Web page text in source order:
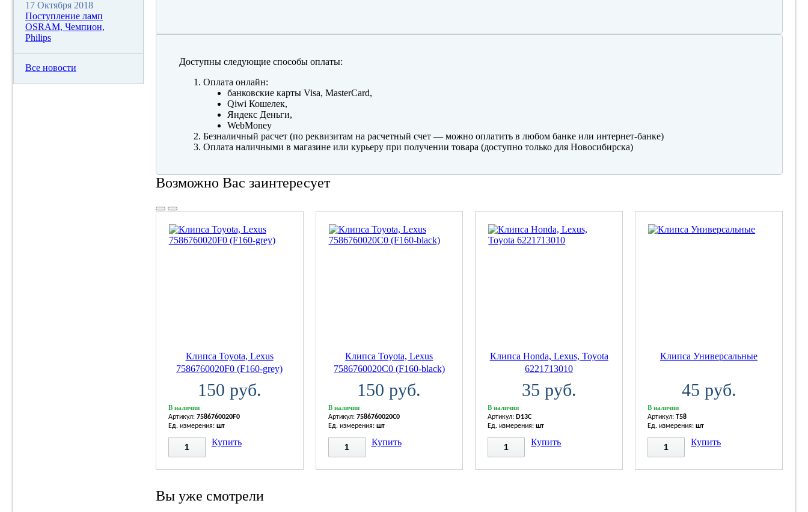
Доступны следующие способы оплаты:
Оплата онлайн:
банковские карты Visa, MasterCard,
Qiwi Кошелек,
Яндекс Деньги,
WebMoney
Безналичный расчет (по реквизитам на расчетный счет — можно оплатить в любом банке или интернет-банке)
Оплата наличными в магазине или курьеру при получении товара (доступно только для Новосибирска)
Возможно Вас заинтересует
Клипса Toyota, Lexus
7586760020F0 (F160-grey)
150 руб.
В наличии
Артикул: 7586760020F0
Ед. измерения: шт
Купить
Клипса Toyota, Lexus
7586760020C0 (F160-black)
150 руб.
В наличии
Артикул: 7586760020C0
Ед. измерения: шт
Купить
Клипса Honda, Lexus, Toyota
6221713010
35 руб.
В наличии
Артикул: D13C
Ед. измерения:шт
Купить
Клипса Универсальные
45 руб.
В наличии
Артикул:T58
Ед. измерения:шт
Купить
Вы уже смотрели
17 Октября 2018
Поступление ламп
OSRAM, Чемпион,
Philips
Все новости